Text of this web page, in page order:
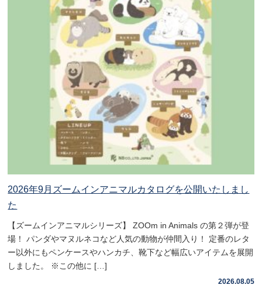
2026年9月ズームインアニマルカタログを公開いたしまし
た
【ズームインアニマルシリーズ】 ZOOm in Animals の第２弾が登
場！ パンダやマヌルネコなど人気の動物が仲間入り！ 定番のレタ
ー以外にもペンケースやハンカチ、靴下など幅広いアイテムを展開
しました。 ※この他に […]
2026.08.05